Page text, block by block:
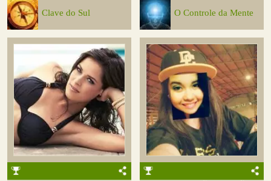
Clave do Sul O Controle da Mente